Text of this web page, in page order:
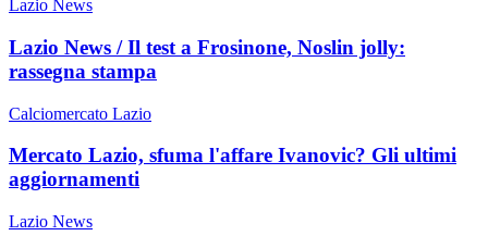
Lazio News
Lazio News / Il test a Frosinone, Noslin jolly:
rassegna stampa
Calciomercato Lazio
Mercato Lazio, sfuma l'affare Ivanovic? Gli ultimi
aggiornamenti
Lazio News